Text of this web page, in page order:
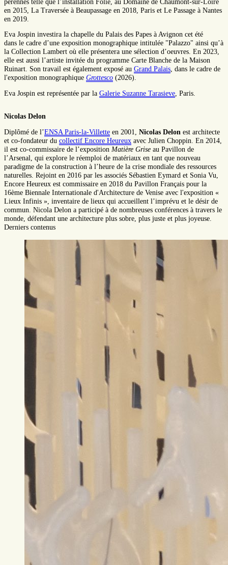
pérennes telle que l’installation Folie, au Domaine de Chaumont-sur-Loire
en 2015, La Traversée à Beaupassage en 2018, Paris et Le Passage à Nantes
en 2019.
Eva Jospin investira la chapelle du Palais des Papes à Avignon cet été
dans le cadre d’une exposition monographique intitulée "Palazzo" ainsi qu’à
la Collection Lambert où elle présentera une sélection d’oeuvres. En 2023,
elle est aussi l’artiste invitée du programme Carte Blanche de la Maison
Ruinart. Son travail est également exposé au Grand Palais, dans le cadre de
l'exposition monographique Grottesco (2026).
Eva Jospin est représentée par la Galerie Suzanne Tarasieve , Paris.
Nicolas Delon
Diplômé de l’ENSA Paris-la-Villette en 2001, Nicolas Delon est architecte
et co-fondateur du collectif Encore Heureux avec Julien Choppin. En 2014,
il est co-commissaire de l’exposition Matière Grise au Pavillon de
l’Arsenal, qui explore le réemploi de matériaux en tant que nouveau
paradigme de la construction à l’heure de la crise mondiale des ressources
naturelles. Rejoint en 2016 par les associés Sébastien Eymard et Sonia Vu,
Encore Heureux est commissaire en 2018 du Pavillon Français pour la
16ème Biennale Internationale d'Architecture de Venise avec l'exposition «
Lieux Infinis », inventaire de lieux qui accueillent l’imprévu et le désir de
commun. Nicola Delon a participé à de nombreuses conférences à travers le
monde, défendant une architecture plus sobre, plus juste et plus joyeuse.
Derniers contenus